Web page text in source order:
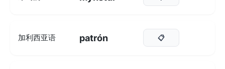
加利西亚语 patrón 📋